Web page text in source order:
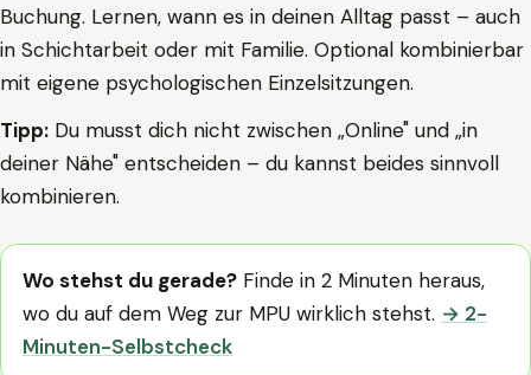
Buchung. Lernen, wann es in deinen Alltag passt – auch
in Schichtarbeit oder mit Familie. Optional kombinierbar
mit eigene psychologischen Einzelsitzungen.
Tipp: Du musst dich nicht zwischen „Online" und „in
deiner Nähe" entscheiden – du kannst beides sinnvoll
kombinieren.
Wo stehst du gerade? Finde in 2 Minuten heraus,
wo du auf dem Weg zur MPU wirklich stehst. → 2-
Minuten-Selbstcheck